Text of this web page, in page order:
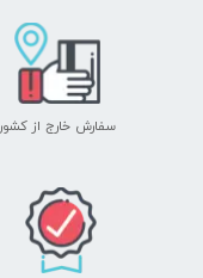
سفارش خارج از کشور